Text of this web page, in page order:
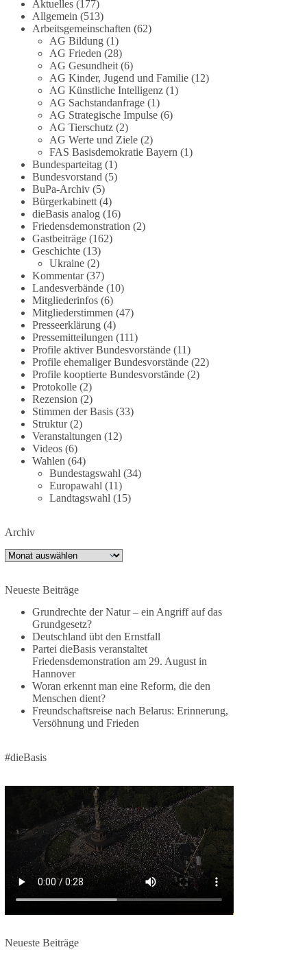
aufgearbeitet.
Auch in Deutschland warten viele Menschen bis
heute auf Antworten:
❓ Wie wurden politische Entscheidungen
getroffen?
❓ Welche Maßnahmen waren notwendig und
welche nicht?
❓Und wer übernimmt die Verantwortung für die
massiven Folgen für Kinder, Familien,
Unternehmen und das Vertrauen in unseren
Rechtsstaat?
🟩🟩🟦🟦🟥🟥🟧🟧
Eine demokratische Gesellschaft lebt nicht davon,
unbequeme Fragen zu vermeiden. Sie lebt davon,
Fragen offen zu stellen und transparent zu
beantworten.
dieBasis fordert deshalb weiterhin eine
unabhängige, vollständige und transparente
Aufarbeitung der Corona-Politik. Ohne
Denkverbote, ohne Vorverurteilungen und ohne
Tabus.
Quellen:https://apnews.com/article/fauci-diaries-
covid-origins-rand-paul-
6b25da9f75a0becbaf2886ab22643e67
https://www.tichyseinblick.de/kolumnen/aus-aller-
welt/usa-tagebuch-fauci-corona-impfung/
#dieBasis #Corona #Aufarbeitung
#Vertrauen
239 36
DieBasis
🕊 Wir wollen den Krieg mit Russland nicht!
Am 20. Juni 2026 fand in Berlin am
Brandenburger Tor die Demonstration mit dem
Motto „Russland ist nicht unser Feind“ statt.
Hier ein Auszug aus der Rede von der
Bundestagsabgeordneten Sevim Dağdelen
Revanchismus!“
👉 Hier geht es zum vollständigen Video:
https://www.youtube.com/live/a9hOswSNg4I?
si=2b_C6GgNY9EB-rXw
🟩🟩🟦🟦🟥🟥🟧🟧
#dieBasis #frieden
Aktuelles(177)
Allgemein (513)
Arbeitsgemeinschaften (62)
AG Bildung(1)
AG Frieden (28)
AG Gesundheit(6)
AG Kinder, Jugend und Familie(12)
AG Künstliche Intelligenz(1)
AG Sachstandanfrage(1)
AG Strategische Impulse(6)
AG Tierschutz(2)
AG Werte und Ziele(2)
FAS Basisdemokratie Bayern (1)
Bundesparteitag(1)
Bundesvorstand (5)
BuPa-Archiv(5)
Bürgerkabinett(4)
dieBasis analog(16)
Friedensdemonstration (2)
Gastbeiträge(162)
Geschichte(13)
Ukraine(2)
Kommentar(37)
Landesverbände(10)
Mitgliederinfos(6)
Mitgliederstimmen (47)
Presseerklärung(4)
Pressemitteilungen (111)
Profile aktiver Bundesvorstände(11)
Profile ehemaliger Bundesvorstände(22)
Profile kooptierte Bundesvorstände(2)
Protokolle(2)
Rezension (2)
Stimmen der Basis(33)
Struktur(2)
Veranstaltungen (12)
Videos(6)
Wahlen (64)
Bundestagswahl (34)
Europawahl (11)
Landtagswahl (15)
Archiv
Archiv
Neueste Beiträge
Grundrechte der Natur – ein Angriff auf das
Grundgesetz?
Deutschland übt den Ernstfall
Partei dieBasis veranstaltet
Friedensdemonstration am 29. August in
Hannover
Woran erkennt man eine Reform, die den
Menschen dient?
Freundschaftsreise nach Belarus: Erinnerung,
Versöhnung und Frieden
#dieBasis
Neueste Beiträge